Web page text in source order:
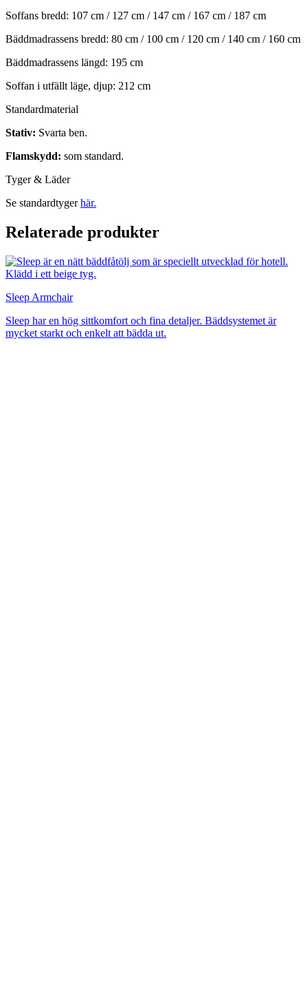
Soffans bredd: 107 cm / 127 cm / 147 cm / 167 cm / 187 cm
Bäddmadrassens bredd: 80 cm / 100 cm / 120 cm / 140 cm / 160 cm
Bäddmadrassens längd: 195 cm
Soffan i utfällt läge, djup: 212 cm
Standardmaterial
Stativ: Svarta ben.
Flamskydd: som standard.
Tyger & Läder
Se standardtygerhär.
Relaterade produkter
Sleep Armchair
Sleep har en hög sittkomfort och fina detaljer. Bäddsystemet är
mycket starkt och enkelt att bädda ut.